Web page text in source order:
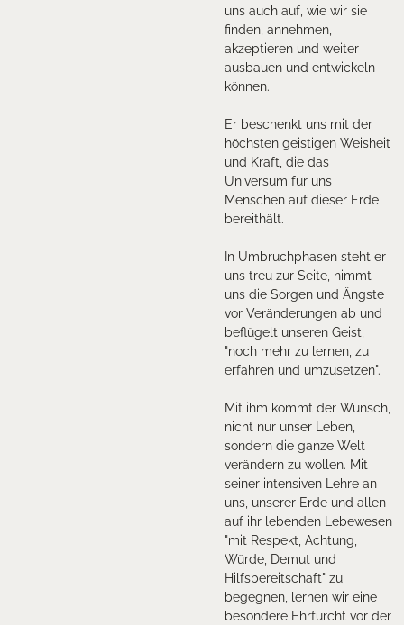
uns auch auf, wie wir sie
finden, annehmen,
akzeptieren und weiter
ausbauen und entwickeln
können.
Er beschenkt uns mit der
höchsten geistigen Weisheit
und Kraft, die das
Universum für uns
Menschen auf dieser Erde
bereithält.
In Umbruchphasen steht er
uns treu zur Seite, nimmt
uns die Sorgen und Ängste
vor Veränderungen ab und
beflügelt unseren Geist,
"noch mehr zu lernen, zu
erfahren und umzusetzen".
Mit ihm kommt der Wunsch,
nicht nur unser Leben,
sondern die ganze Welt
verändern zu wollen. Mit
seiner intensiven Lehre an
uns, unserer Erde und allen
auf ihr lebenden Lebewesen
"mit Respekt, Achtung,
Würde, Demut und
Hilfsbereitschaft" zu
begegnen, lernen wir eine
besondere Ehrfurcht vor der